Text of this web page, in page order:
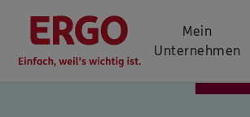
Mein
Unternehmen